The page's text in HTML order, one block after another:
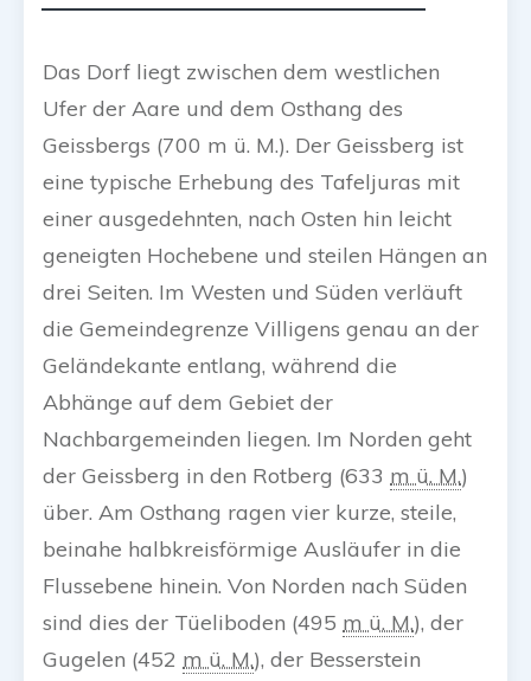
Das Dorf liegt zwischen dem westlichen
Ufer der Aare und dem Osthang des
Geissbergs (700 m ü. M.). Der Geissberg ist
eine typische Erhebung des Tafeljuras mit
einer ausgedehnten, nach Osten hin leicht
geneigten Hochebene und steilen Hängen an
drei Seiten. Im Westen und Süden verläuft
die Gemeindegrenze Villigens genau an der
Geländekante entlang, während die
Abhänge auf dem Gebiet der
Nachbargemeinden liegen. Im Norden geht
der Geissberg in den Rotberg (633 m ü. M.)
über. Am Osthang ragen vier kurze, steile,
beinahe halbkreisförmige Ausläufer in die
Flussebene hinein. Von Norden nach Süden
sind dies der Tüeliboden (495 m ü. M.), der
Gugelen (452 m ü. M.), der Besserstein